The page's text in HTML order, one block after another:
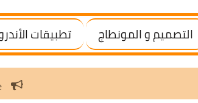
التصميم و المونطاج تطبيقات
/ Office